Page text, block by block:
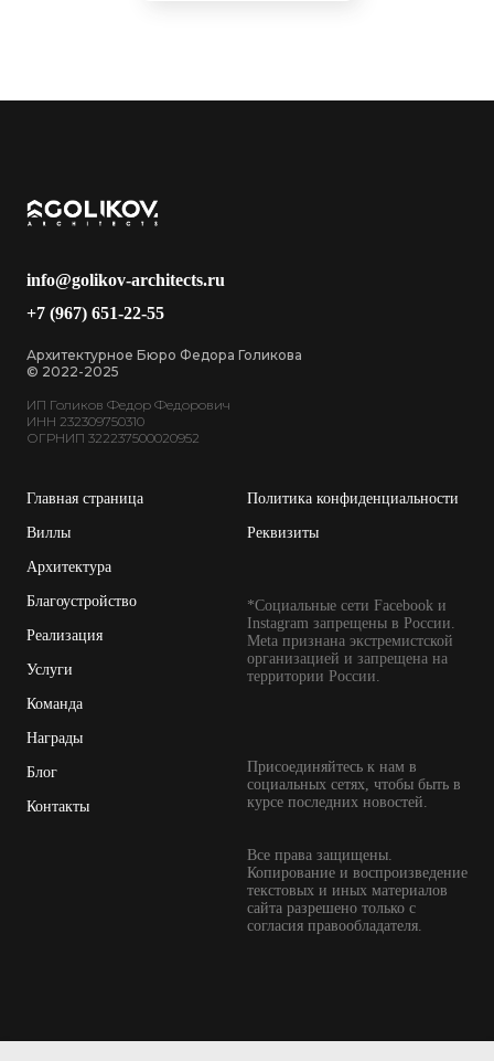
info@golikov-architects.ru
+7 (967) 651-22-55
Архитектурное Бюро Федора Голикова
© 2022-2025
ИП Голиков Федор Федорович
ИНН 232309750310
ОГРНИП 322237500020952
Главная страница
Виллы
Архитектура
Благоустройство
Реализация
Услуги
Команда
Награды
Блог
Контакты
Политика конфиденциальности
Реквизиты
*Социальные сети Facebook и
Instagram запрещены в России.
Meta признана экстремистской
организацией и запрещена на
территории России.
Присоединяйтесь к нам в
социальных сетях, чтобы быть в
курсе последних новостей.
Все права защищены.
Копирование и воспроизведение
текстовых и иных материалов
сайта разрешено только с
согласия правообладателя.